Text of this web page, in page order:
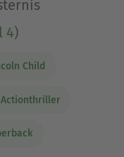
4)
Child
Actionthriller